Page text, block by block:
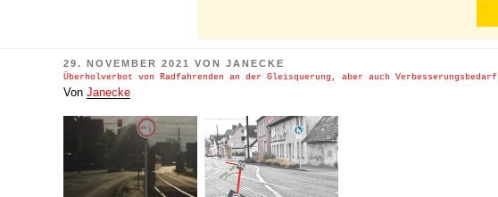
VERÖFFENTLICHT
AM
29. NOVEMBER 2021 VONJANECKE
Überholverbot von Radfahrenden an der Gleisquerung, aber auch Verbesserungsbedarf
VonJanecke